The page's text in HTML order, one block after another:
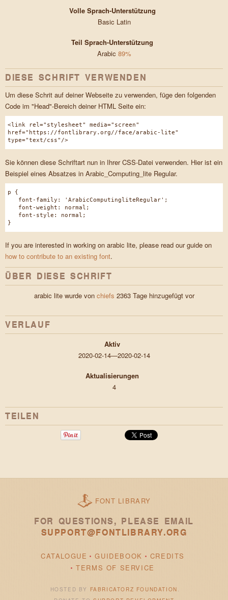
Volle Sprach-Unterstützung
Basic Latin
Teil Sprach-Unterstützung
Arabic 89%
DIESE SCHRIFT VERWENDEN
Um diese Schrit auf deiner Webseite zu verwenden, füge den folgenden
Code im "Head"-Bereich deiner HTML Seite ein:
<link rel="stylesheet" media="screen"
href="https://fontlibrary.org//face/arabic-lite"
type="text/css"/>
Sie können diese Schriftart nun in Ihrer CSS-Datei verwenden. Hier ist ein
Beispiel eines Absatzes in Arabic_Computing_lite Regular.
p {
font-family: 'ArabicComputingliteRegular';
font-weight: normal;
font-style: normal;
}
If you are interested in working on arabic lite, please read our guide on
how to contribute to an existing font.
ÜBER DIESE SCHRIFT
arabic lite wurde von chiefs 2363 Tage hinzugefügt vor
VERLAUF
Aktiv
2020-02-14—2020-02-14
Aktualisierungen
4
TEILEN
FONT LIBRARY
FOR QUESTIONS, PLEASE EMAIL
SUPPORT@FONTLIBRARY.ORG
CATALOGUE GUIDEBOOK
CREDITS
TERMS OF SERVICE
HOSTED BY FABRICATORZ FOUNDATION .